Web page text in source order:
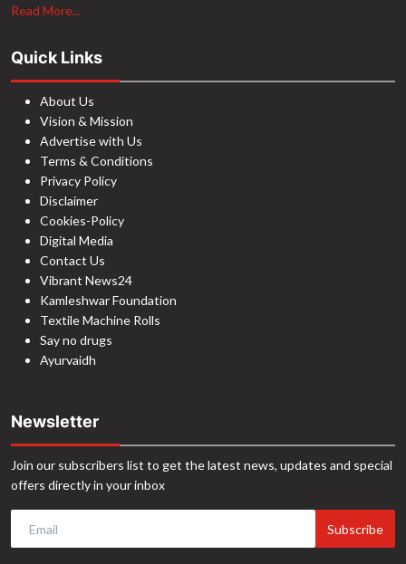
Read More...
Quick Links
About Us
Vision & Mission
Advertise with Us
Terms & Conditions
Privacy Policy
Disclaimer
Cookies-Policy
Digital Media
Contact Us
Vibrant News24
Kamleshwar Foundation
Textile Machine Rolls
Say no drugs
Ayurvaidh
Newsletter
Join our subscribers list to get the latest news, updates and special
offers directly in your inbox
Subscribe